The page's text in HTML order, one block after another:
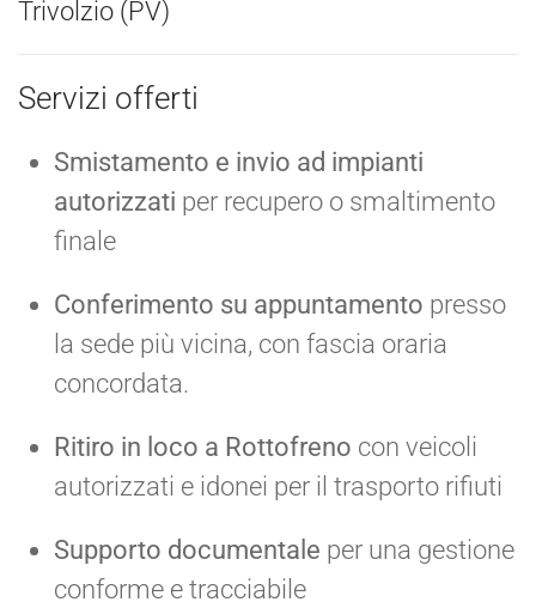
Trivolzio (PV)
Servizi offerti
Smistamento e invio ad impianti
autorizzati per recupero o smaltimento
finale
Conferimento su appuntamento presso
la sede più vicina, con fascia oraria
concordata.
Ritiro in loco a Rottofreno con veicoli
autorizzati e idonei per il trasporto rifiuti
Supporto documentale per una gestione
conforme e tracciabile